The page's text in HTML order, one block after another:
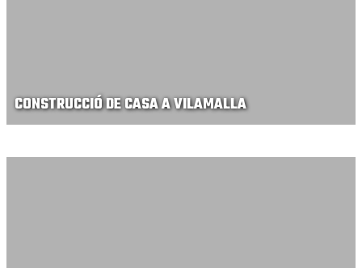
CONSTRUCCIÓ DE CASA A VILAMALLA